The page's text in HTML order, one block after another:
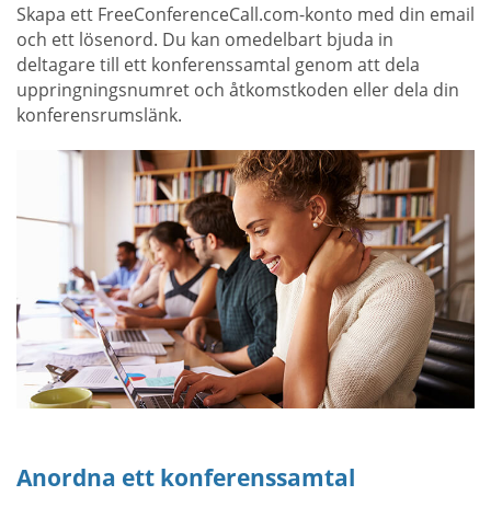
Skapa ett FreeConferenceCall.com-konto med din email
och ett lösenord. Du kan omedelbart bjuda in
deltagare till ett konferenssamtal genom att dela
uppringningsnumret och åtkomstkoden eller dela din
konferensrumslänk.
Anordna ett konferenssamtal